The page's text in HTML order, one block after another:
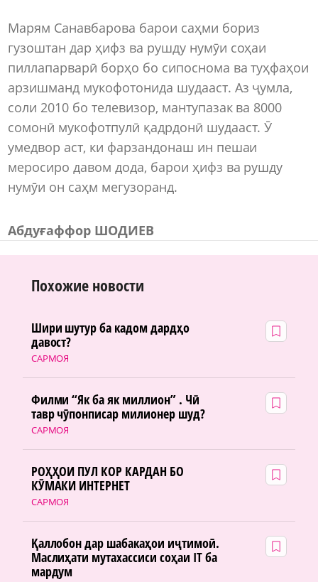
Марям Санавбарова барои саҳми бориз
гузоштан дар ҳифз ва рушду нумӯи соҳаи
пиллапарварӣ борҳо бо сипоснома ва туҳфаҳои
арзишманд мукофотонида шудааст. Аз ҷумла,
соли 2010 бо телевизор, мантупазак ва 8000
сомонӣ мукофотпулӣ қадрдонӣ шудааст. Ӯ
умедвор аст, ки фарзандонаш ин пешаи
меросиро давом дода, барои ҳифз ва рушду
нумӯи он саҳм мегузоранд.
Абдуғаффор ШОДИЕВ
Похожие новости
САРМОЯ
Шири шутур ба кадом дардҳо
давост?
САРМОЯ
Филми “Як ба як миллион” . Чӣ
тавр чӯпонписар милионер шуд?
САРМОЯ
РОҲҲОИ ПУЛ КОР КАРДАН БО
КӮМАКИ ИНТЕРНЕТ
Қаллобон дар шабакаҳои иҷтимоӣ.
Маслиҳати мутахассиси соҳаи IT ба
мардум